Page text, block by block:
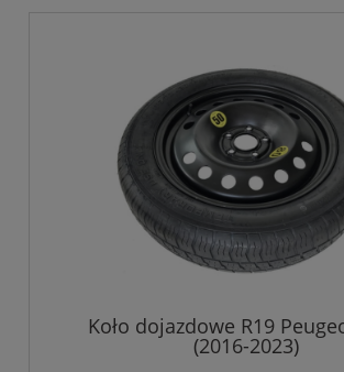
Koło dojazdowe R19
(2016-2023)